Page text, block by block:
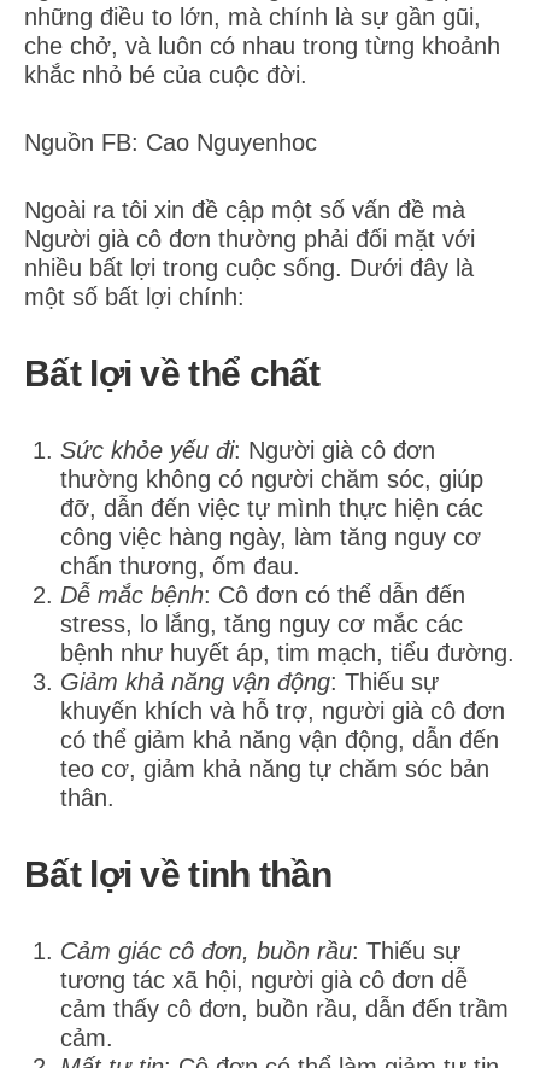
những điều to lớn, mà chính là sự gần gũi,
che chở, và luôn có nhau trong từng khoảnh
khắc nhỏ bé của cuộc đời.
Nguồn FB: Cao Nguyenhoc
Ngoài ra tôi xin đề cập một số vấn đề mà
Người già cô đơn thường phải đối mặt với
nhiều bất lợi trong cuộc sống. Dưới đây là
một số bất lợi chính:
Bất lợi về thể chất
Sức khỏe yếu đi: Người già cô đơn
thường không có người chăm sóc, giúp
đỡ, dẫn đến việc tự mình thực hiện các
công việc hàng ngày, làm tăng nguy cơ
chấn thương, ốm đau.
Dễ mắc bệnh: Cô đơn có thể dẫn đến
stress, lo lắng, tăng nguy cơ mắc các
bệnh như huyết áp, tim mạch, tiểu đường.
Giảm khả năng vận động: Thiếu sự
khuyến khích và hỗ trợ, người già cô đơn
có thể giảm khả năng vận động, dẫn đến
teo cơ, giảm khả năng tự chăm sóc bản
thân.
Bất lợi về tinh thần
Cảm giác cô đơn, buồn rầu: Thiếu sự
tương tác xã hội, người già cô đơn dễ
cảm thấy cô đơn, buồn rầu, dẫn đến trầm
cảm.